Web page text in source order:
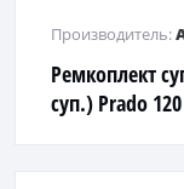
Ремкоплект
суп.) Prado
Производитель: